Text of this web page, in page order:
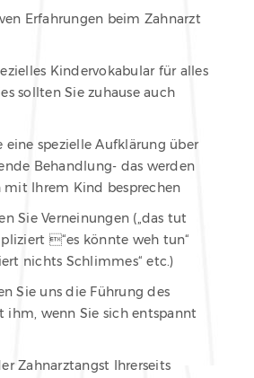
Erfahrungen beim Zahnarzt
Kindervokabular für alles
sollten Sie zuhause auch
eine spezielle Aufklärung über
Behandlung- das werden
mit Ihrem Kind besprechen
Sie Verneinungen („das tut
“es könnte weh tun“
nichts Schlimmes“ etc.)
Sie uns die Führung des
ihm, wenn Sie sich entspannt
Zahnarztangst Ihrerseits